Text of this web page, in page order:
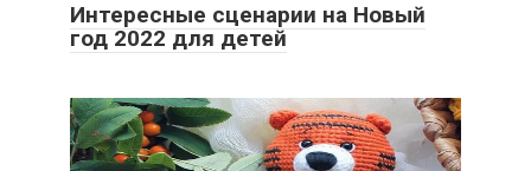
Интересные сценарии на Новый
год 2022 для детей